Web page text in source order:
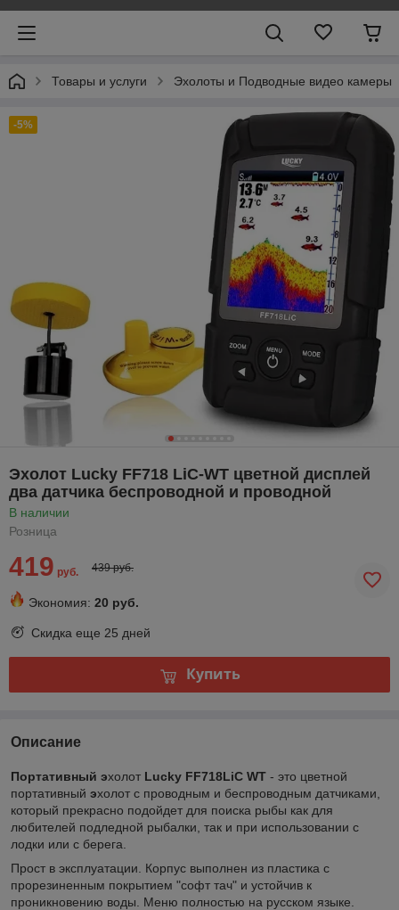
Товары и услуги Эхолоты и Подводные видео камеры
-5%
Эхолот Lucky FF718 LiC-WT цветной дисплей
два датчика беспроводной и проводной
В наличии
Розница
419 руб. 439 руб.
Экономия: 20 руб.
Скидка еще 25 дней
Купить
Описание
Портативный эхолот Lucky FF718LiC WT - это цветной
портативный эхолот с проводным и беспроводным датчиками,
который прекрасно подойдет для поиска рыбы как для
любителей подледной рыбалки, так и при использовании с
лодки или с берега.
Прост в эксплуатации. Корпус выполнен из пластика с
прорезиненным покрытием "софт тач" и устойчив к
проникновению воды. Меню полностью на русском языке.